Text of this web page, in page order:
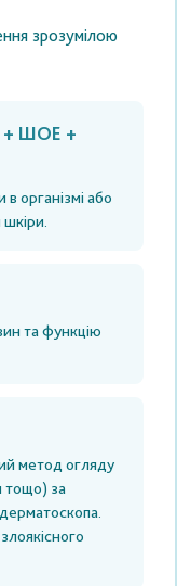
зрозумілою
+ ШОЕ +
організмі або
та функцію
метод огляду
тощо) за